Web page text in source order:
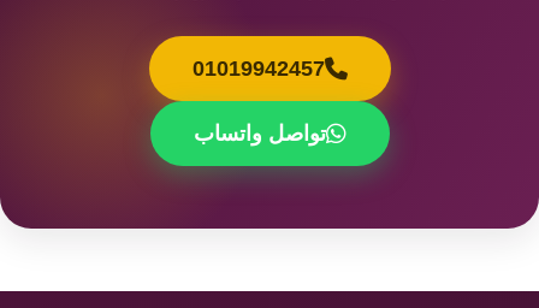
01019942457
تواصل واتساب